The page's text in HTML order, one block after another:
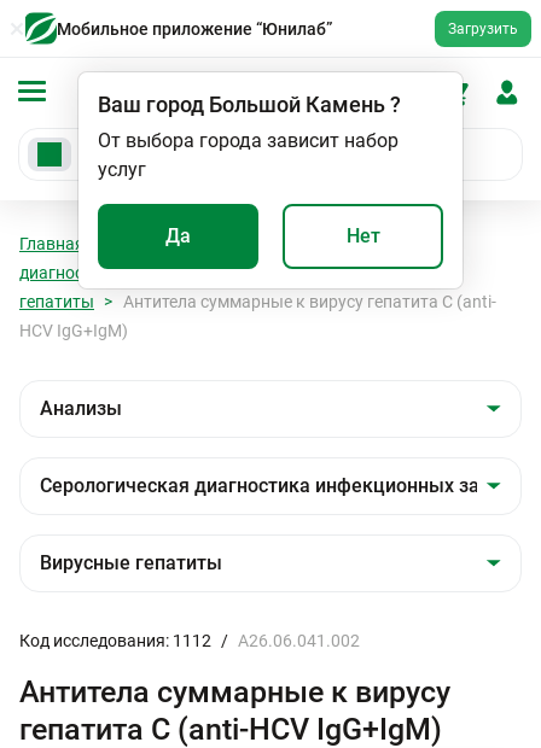
Мобильное приложение “Юнилаб” Загрузить
Ваш город Большой Камень?
От выбора города зависит набор
услуг
Да Нет
Главная Анализы
Серологическая
диагностика инфекционных заболеваний
Вирусные
гепатиты
Антитела суммарные к вирусу гепатита С (anti-
HCV IgG+IgМ)
Код исследования: 1112 / A26.06.041.002
Антитела суммарные к вирусу
гепатита С (anti-HCV IgG+IgМ)